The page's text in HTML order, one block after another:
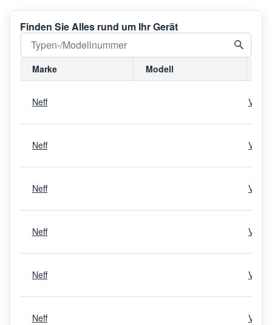
Finden Sie Alles rund um Ihr Gerät
Marke Modell
Neff
Neff
Neff
Neff
Neff
Neff